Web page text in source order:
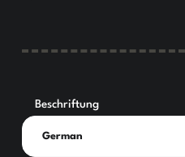
Beschriftung